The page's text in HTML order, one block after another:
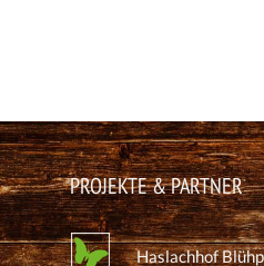
PROJEKTE & PARTNER
Haslachhof